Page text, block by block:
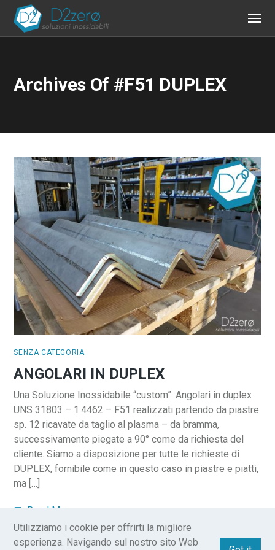
Archives Of #F51 DUPLEX
SENZA CATEGORIA
ANGOLARI IN DUPLEX
Una Soluzione Inossidabile “custom”: Angolari in duplex
UNS 31803 – 1.4462 – F51 realizzati partendo da piastre
sp. 12 ricavate da taglio al plasma – da bramma,
successivamente piegate a 90° come da richiesta del
cliente. Siamo a disposizione per tutte le richieste di
DUPLEX, fornibile come in questo caso in piastre e piatti,
ma […]
Read More
Utilizziamo i cookie per offrirti la migliore
esperienza. Navigando sul nostro sito Web